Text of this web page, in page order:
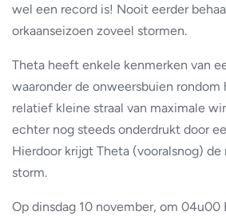
wel een record is! Nooit eerder
orkaanseizoen zoveel stormen.
Theta heeft enkele kenmerken van
waaronder de onweersbuien rondom
relatief kleine straal van maximale
echter nog steeds onderdrukt door
Hierdoor krijgt Theta (vooralsnog) de
storm.
Op dinsdag 10 november, om